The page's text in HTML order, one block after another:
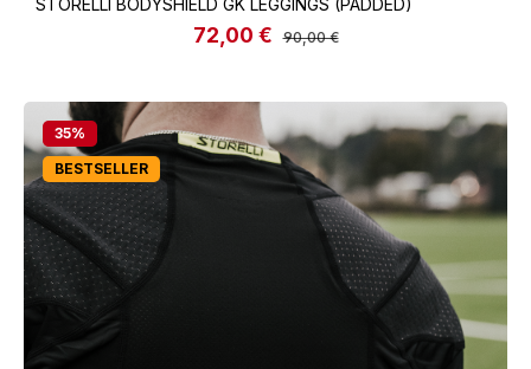
STORELLI BODYSHIELD GK LEGGINGS (PADDED)
Verkaufspreis:
72,00 € Regulärer Preis:
90,00 €
35%
BESTSELLER